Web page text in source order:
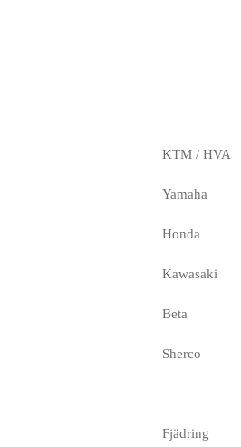
KTM / HVA
Yamaha
Honda
Kawasaki
Beta
Sherco
Fjädring